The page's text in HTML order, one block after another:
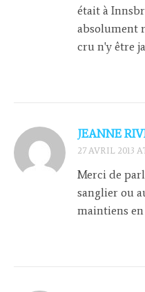
était à
absolument
cru n'y être
JEANNE
27 AVRIL 2013
Merci de
sanglier ou
maintiens